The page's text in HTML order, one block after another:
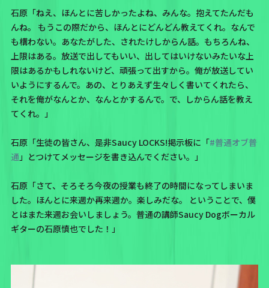
石原「ねえ、ほんとに苦しかったよね、みんな。抱えてたんだも
んね。 もうこの際だから、ほんとにどんどん教えてくれ。なんで
も構わない。あなたがした、されたけしからん話。もちろんね、
上限はある。放送で出してもいい、出してはいけないみたいな上
限はあるかもしれないけど、頑張って出すから。俺が放送してい
いようにするんで。あの、とりあえず生々しく書いてくれたら、
それを俺がなんとか、なんとかするんで。で、しからん話を教え
てくれ。」
石原「生徒の皆さん、是非Saucy LOCKS!掲示板に「#普通オブ普
通」とつけてメッセージを書き込んでください。」
石原「さて、そろそろ今夜の授業も終了の時間になってしまいま
した。ほんとに来週か再来週か。楽しみだな。 ということで、僕
とはまた来週お会いしましょう。普通の講師Saucy Dogボーカル
ギターの石原慎也でした！」